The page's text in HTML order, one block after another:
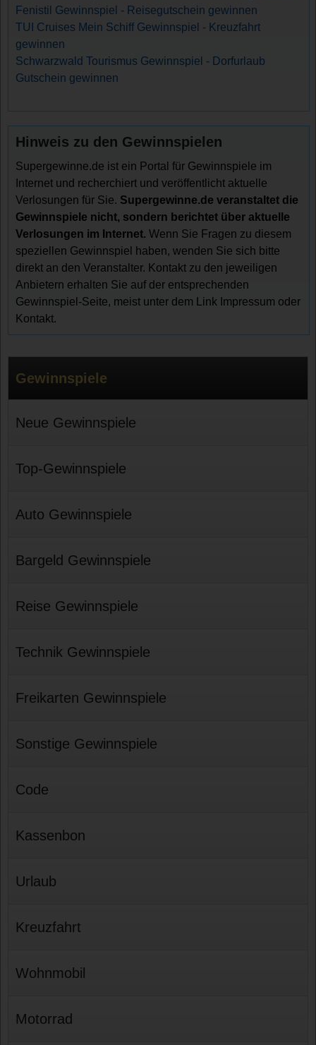
Fenistil Gewinnspiel - Reisegutschein gewinnen
TUI Cruises Mein Schiff Gewinnspiel - Kreuzfahrt
gewinnen
Schwarzwald Tourismus Gewinnspiel - Dorfurlaub
Gutschein gewinnen
Hinweis zu den Gewinnspielen
Supergewinne.de ist ein Portal für Gewinnspiele im
Internet und recherchiert und veröffentlicht aktuelle
Verlosungen für Sie. Supergewinne.de veranstaltet die
Gewinnspiele nicht, sondern berichtet über aktuelle
Verlosungen im Internet. Wenn Sie Fragen zu diesem
speziellen Gewinnspiel haben, wenden Sie sich bitte
direkt an den Veranstalter. Kontakt zu den jeweiligen
Anbietern erhalten Sie auf der entsprechenden
Gewinnspiel-Seite, meist unter dem Link Impressum oder
Kontakt.
Gewinnspiele
Neue Gewinnspiele
Top-Gewinnspiele
Auto Gewinnspiele
Bargeld Gewinnspiele
Reise Gewinnspiele
Technik Gewinnspiele
Freikarten Gewinnspiele
Sonstige Gewinnspiele
Code
Kassenbon
Urlaub
Kreuzfahrt
Wohnmobil
Motorrad